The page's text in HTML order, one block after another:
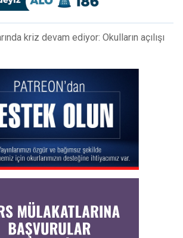
kriz devam ediyor: Okulların açılışı